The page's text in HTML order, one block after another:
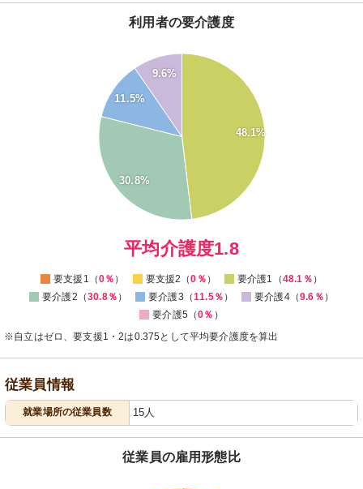
利用者の要介護度
48.1%
30.8%
11.5%
9.6%
0
平均介護度1.8
要支援1（0％ ） 要支援2（0％ ） 要介護1（48.1％ ）
要介護2（30.8％ ） 要介護3（11.5％ ） 要介護4（9.6％ ）
要介護5（0％ ）
※自立はゼロ、要支援1・2は0.375として平均要介護度を算出
従業員情報
就業場所の従業員数 15人
従業員の雇用形態比